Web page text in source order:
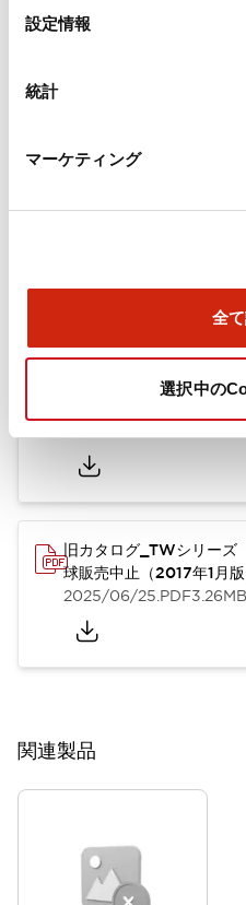
設定情報
統計
マーケティング
全
選択中の
旧カタログ_TWシリー
旧カタログ_TWシリー
球販売中止（2017年1月版
2025/06/25.PDF3.26MB
関連製品